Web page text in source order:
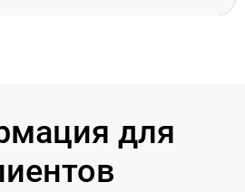
для